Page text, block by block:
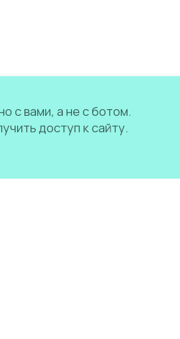
с вами, а не с ботом.
доступ к сайту.